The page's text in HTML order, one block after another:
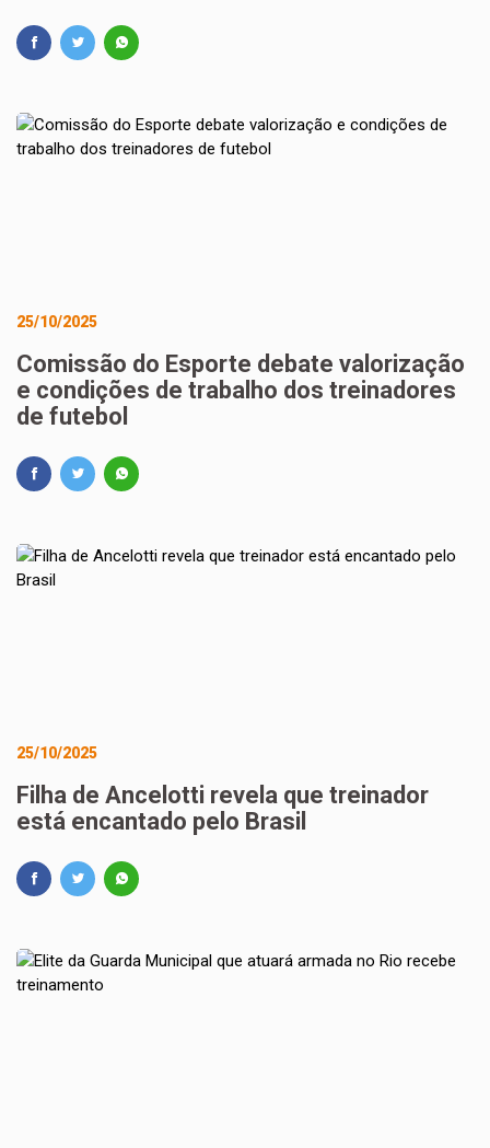
25/10/2025
Comissão do Esporte debate valorização
e condições de trabalho dos treinadores
de futebol
25/10/2025
Filha de Ancelotti revela que treinador
está encantado pelo Brasil